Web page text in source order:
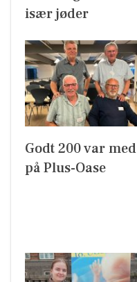
især jøder
Godt 200 var med
på Plus-Oase